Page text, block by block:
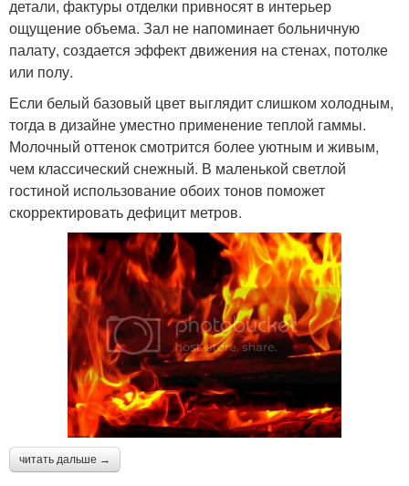
детали, фактуры отделки привносят в интерьер
ощущение объема. Зал не напоминает больничную
палату, создается эффект движения на стенах, потолке
или полу.
Если белый базовый цвет выглядит слишком холодным,
тогда в дизайне уместно применение теплой гаммы.
Молочный оттенок смотрится более уютным и живым,
чем классический снежный. В маленькой светлой
гостиной использование обоих тонов поможет
скорректировать дефицит метров.
читать дальше →